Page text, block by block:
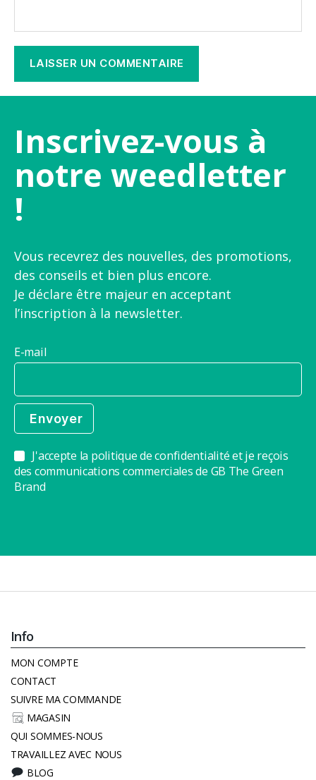
Inscrivez-vous à
notre weedletter
!
Vous recevrez des nouvelles, des promotions,
des conseils et bien plus encore.
Je déclare être majeur en acceptant
l’inscription à la newsletter.
E-mail
J'accepte la politique de confidentialité et je reçois
des communications commerciales de GB The Green
Brand
Info
MON COMPTE
CONTACT
SUIVRE MA COMMANDE
MAGASIN
QUI SOMMES-NOUS
TRAVAILLEZ AVEC NOUS
BLOG